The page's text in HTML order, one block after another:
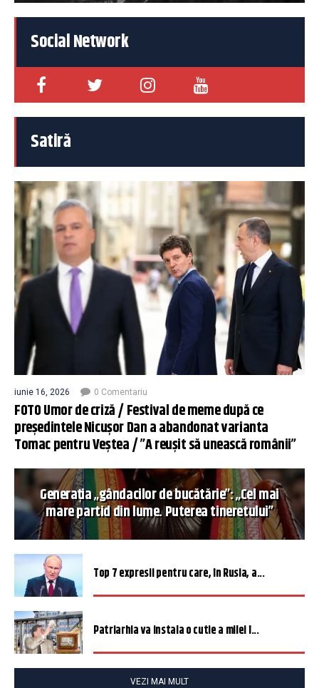
Social Network
Satiră
iunie 16, 2026 0 Comentariu
FOTO Umor de criză / Festival de meme după ce
președintele Nicușor Dan a abandonat varianta
Tomac pentru Veștea / ”A reușit să unească românii”
Generația „gândacilor de bucătărie”: „Cel mai
mare partid din lume. Puterea tineretului”
Top 7 expresii pentru care, în Rusia, a...
Patriarhia va instala o cutie a milei î...
VEZI MAI MULT